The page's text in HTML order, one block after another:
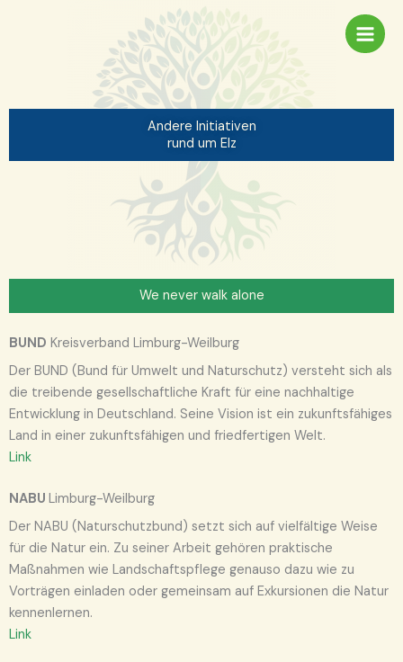
Andere Initiativen
rund um Elz
We never walk alone
BUND Kreisverband Limburg-Weilburg
Der BUND (Bund für Umwelt und Naturschutz) versteht sich als
die treibende gesellschaftliche Kraft für eine nachhaltige
Entwicklung in Deutschland. Seine Vision ist ein zukunftsfähiges
Land in einer zukunftsfähigen und friedfertigen Welt.
Link
NABU Limburg-Weilburg
Der NABU (Naturschutzbund) setzt sich auf vielfältige Weise
für die Natur ein. Zu seiner Arbeit gehören praktische
Maßnahmen wie Landschaftspflege genauso dazu wie zu
Vorträgen einladen oder gemeinsam auf Exkursionen die Natur
kennenlernen.
Link